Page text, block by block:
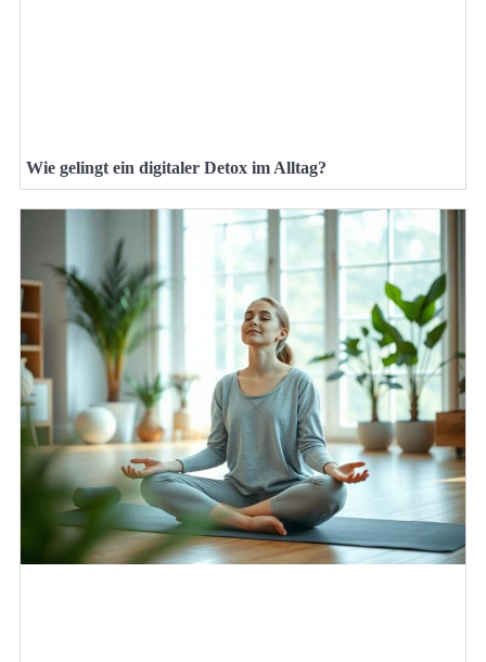
Wie gelingt ein digitaler Detox im Alltag?